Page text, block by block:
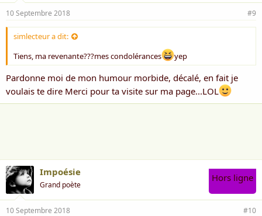
10 Septembre 2018 #9
simlecteur a dit:
Tiens, ma revenante???mes condolérances
yep
Pardonne moi de mon humour morbide, décalé, en fait je
voulais te dire Merci pour ta visite sur ma page...LOL
Impoésie
Grand poète
Hors ligne
10 Septembre 2018 #10